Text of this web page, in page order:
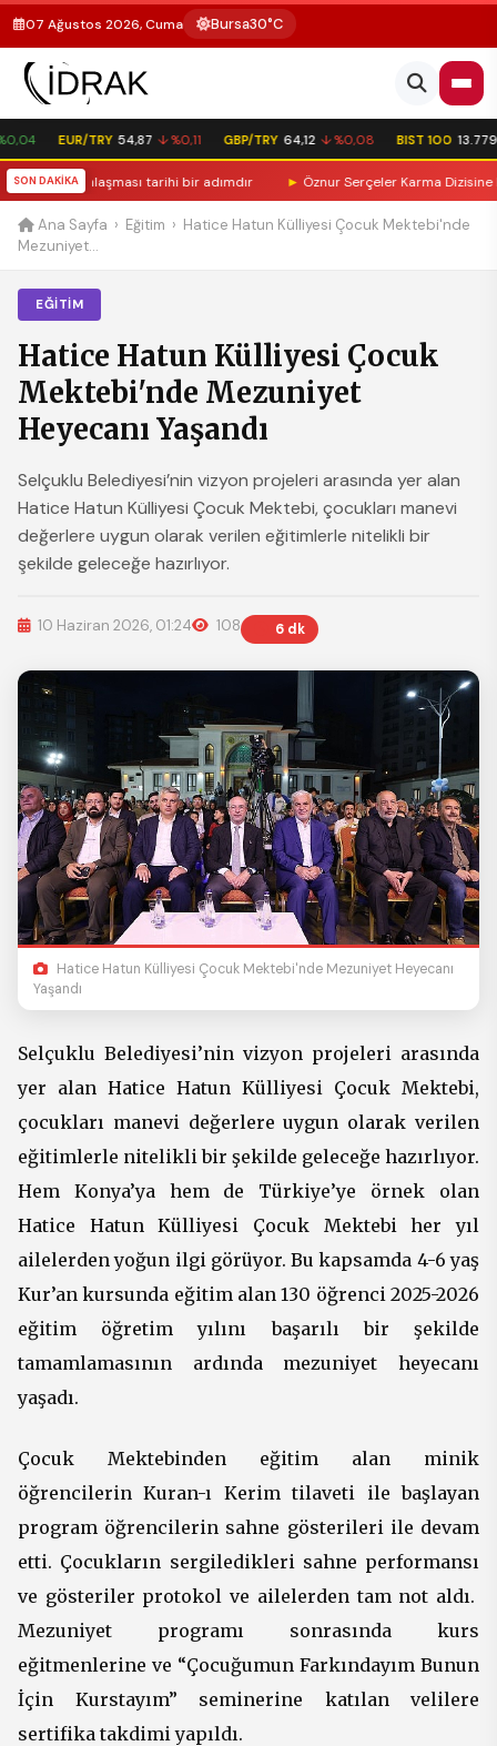
07 Ağustos 2026, Cuma Bursa30°C
EUR/TRY 54,87 ↓ %0,11 GBP/TRY 64,12 ↓ %0,08 BIST 100
SON DAKİKA
Anlaşması tarihi bir adımdır ► Öznur Serçeler Karma Dizisine Katıldı
Ana Sayfa › Eğitim › Hatice Hatun Külliyesi Çocuk Mektebi'nde
Mezuniyet...
EĞITIM
Hatice Hatun Külliyesi Çocuk
Mektebi'nde Mezuniyet
Heyecanı Yaşandı
Selçuklu Belediyesi’nin vizyon projeleri arasında yer alan
Hatice Hatun Külliyesi Çocuk Mektebi, çocukları manevi
değerlere uygun olarak verilen eğitimlerle nitelikli bir
şekilde geleceğe hazırlıyor.
10 Haziran 2026, 01:24 108 6 dk
Hatice Hatun Külliyesi Çocuk Mektebi'nde Mezuniyet Heyecanı
Yaşandı
Selçuklu Belediyesi’nin vizyon projeleri arasında
yer alan Hatice Hatun Külliyesi Çocuk Mektebi,
çocukları manevi değerlere uygun olarak verilen
eğitimlerle nitelikli bir şekilde geleceğe hazırlıyor.
Hem Konya’ya hem de Türkiye’ye örnek olan
Hatice Hatun Külliyesi Çocuk Mektebi her yıl
ailelerden yoğun ilgi görüyor. Bu kapsamda 4-6 yaş
Kur’an kursunda eğitim alan 130 öğrenci 2025-2026
eğitim öğretim yılını başarılı bir şekilde
tamamlamasının ardında mezuniyet heyecanı
yaşadı.
Çocuk Mektebinden eğitim alan minik
öğrencilerin Kuran-ı Kerim tilaveti ile başlayan
program öğrencilerin sahne gösterileri ile devam
etti. Çocukların sergiledikleri sahne performansı
ve gösteriler protokol ve ailelerden tam not aldı.
Mezuniyet programı sonrasında kurs
eğitmenlerine ve “Çocuğumun Farkındayım Bunun
İçin Kurstayım” seminerine katılan velilere
sertifika takdimi yapıldı.